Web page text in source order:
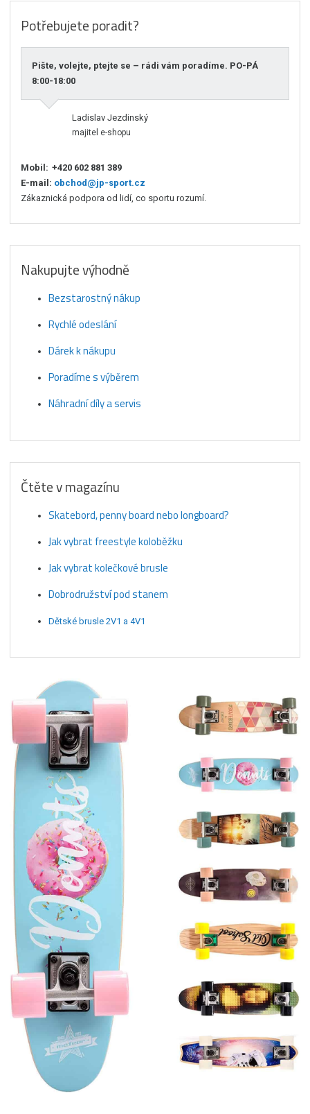
Potřebujete poradit?
Pište, volejte, ptejte se – rádi vám poradíme. PO-PÁ
8:00-18:00
Ladislav Jezdinský
majitel e-shopu
Mobil: +420 602 881 389
E-mail: obchod@jp-sport.cz
Zákaznická podpora od lidí, co sportu rozumí.
Nakupujte výhodně
Bezstarostný nákup
Rychlé odeslání
Dárek k nákupu
Poradíme s výběrem
Náhradní díly a servis
Čtěte v magazínu
Skatebord, penny board nebo longboard?
Jak vybrat freestyle koloběžku
Jak vybrat kolečkové brusle
Dobrodružství pod stanem
Dětské brusle 2V1 a 4V1